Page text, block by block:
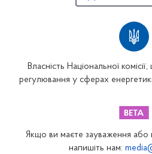
Власність Національної
регулювання у сферах
Якщо ви маєте зауваження або
напишіть нам: